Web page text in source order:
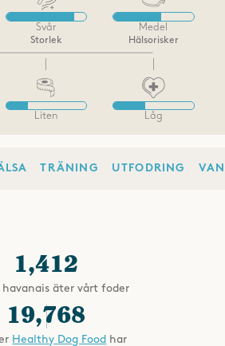
Svår Medel
Storlek Hälsorisker
Liten Låg
TRÄNING UTFODRING
1,412
havanais äter vårt foder
19,768
Healthy Dog Food
har